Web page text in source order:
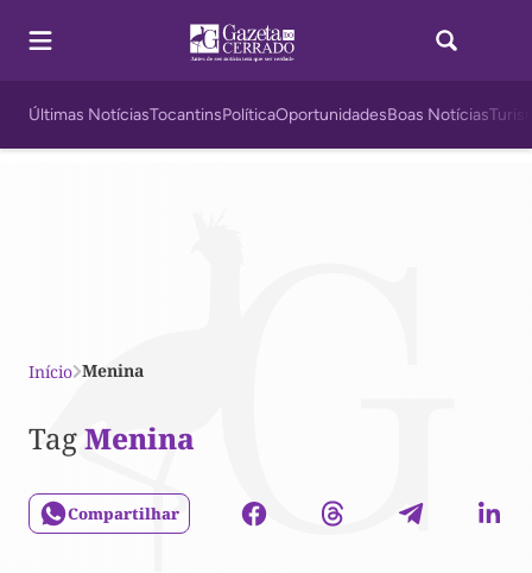
Últimas NotíciasTocantinsPolíticaOportunidadesBoas Notícias
Início Menina
TagMenina
Compartilhar